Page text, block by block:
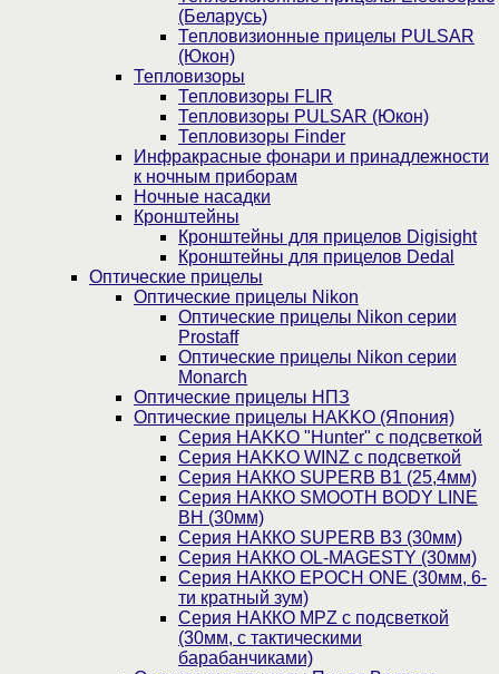
(Беларусь)
Тепловизионные прицелы PULSAR
(Юкон)
Тепловизоры
Тепловизоры FLIR
Тепловизоры PULSAR (Юкон)
Тепловизоры Finder
Инфракрасные фонари и принадлежности
к ночным приборам
Ночные насадки
Кронштейны
Кронштейны для прицелов Digisight
Кронштейны для прицелов Dedal
Оптические прицелы
Оптические прицелы Nikon
Оптические прицелы Nikon серии
Prostaff
Оптические прицелы Nikon серии
Monarch
Оптические прицелы НПЗ
Оптические прицелы HAKKO (Япония)
Cерия HAKKO "Hunter" с подсветкой
Серия НAKKO WINZ с подсветкой
Серия НАККО SUPERB B1 (25,4мм)
Серия НАККО SMOOTH BODY LINE
BH (30мм)
Серия НАККО SUPERB B3 (30мм)
Серия НАККО OL-MAGESTY (30мм)
Серия НАККО EPOCH ONE (30мм, 6-
ти кратный зум)
Серия НАККО MPZ с подсветкой
(30мм, c тактическими
барабанчиками)